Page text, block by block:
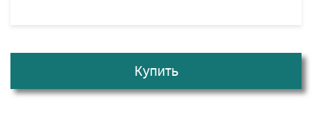
Купить